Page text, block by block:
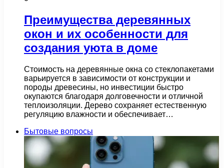
Преимущества деревянных
окон и их особенности для
создания уюта в доме
Стоимость на деревянные окна со стеклопакетами
варьируется в зависимости от конструкции и
породы древесины, но инвестиции быстро
окупаются благодаря долговечности и отличной
теплоизоляции. Дерево сохраняет естественную
регуляцию влажности и обеспечивает…
Бытовые вопросы